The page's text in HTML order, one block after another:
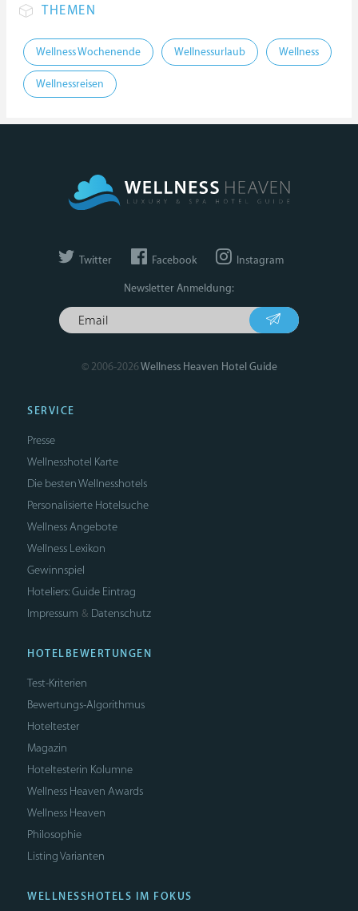
THEMEN
Wellness Wochenende Wellnessurlaub Wellness
Wellnessreisen
Twitter Facebook Instagram
Newsletter Anmeldung:
© 2006-2026Wellness Heaven Hotel Guide
SERVICE
Presse
Wellnesshotel Karte
Die besten Wellnesshotels
Personalisierte Hotelsuche
Wellness Angebote
Wellness Lexikon
Gewinnspiel
Hoteliers: Guide Eintrag
Impressum & Datenschutz
HOTELBEWERTUNGEN
Test-Kriterien
Bewertungs-Algorithmus
Hoteltester
Magazin
Hoteltesterin Kolumne
Wellness Heaven Awards
Wellness Heaven
Philosophie
Listing Varianten
WELLNESSHOTELS IM FOKUS